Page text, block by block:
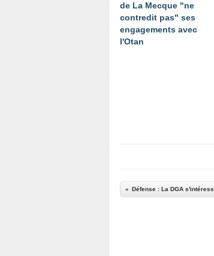
de La Mecque "ne
contredit pas" ses
engagements avec
l'Otan